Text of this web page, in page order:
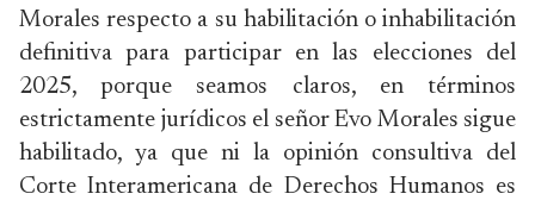
Morales respecto a su habilitación o inhabilitación
definitiva para participar en las elecciones del
2025, porque seamos claros, en términos
estrictamente jurídicos el señor Evo Morales sigue
habilitado, ya que ni la opinión consultiva del
Corte Interamericana de Derechos Humanos es